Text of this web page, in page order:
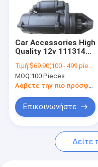
προϊόντα
Car Accessories High
Quality 12v 11131426
83646400 For Iskra
Starter Motor
Τιμή:$69.90(100 - 499 pieces) $68.90(500 - 999 pieces) $67.90(>=1000 pieces)
MOQ:100 Pieces
Λάβετε την πιο πρόσφατη τιμή
Επικοινωνήστε
Δείτε